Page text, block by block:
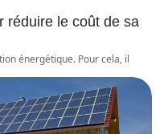
réduire le coût de sa
énergétique. Pour cela, il